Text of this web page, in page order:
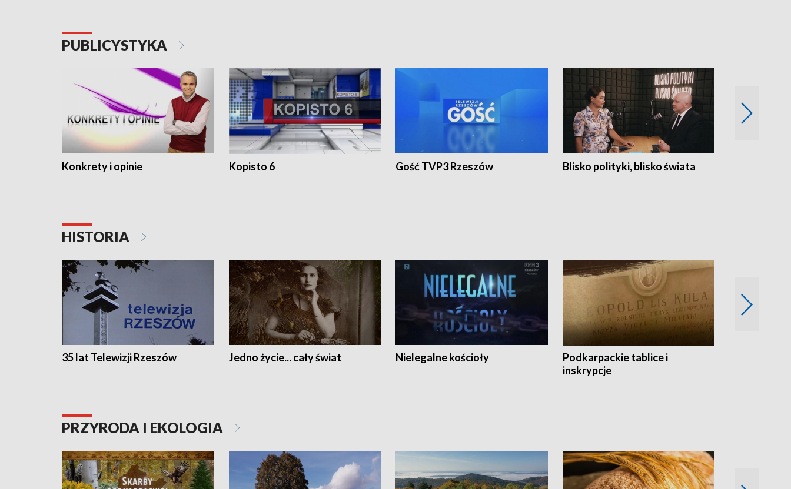
PUBLICYSTYKA
Konkrety i opinie Kopisto 6 Gość TVP3 Rzeszów Blisko polityki, blisko świata
HISTORIA
35 lat Telewizji Rzeszów Jedno życie... cały świat Nielegalne kościoły
Podkarpackie tablice i
inskrypcje
PRZYRODA I EKOLOGIA